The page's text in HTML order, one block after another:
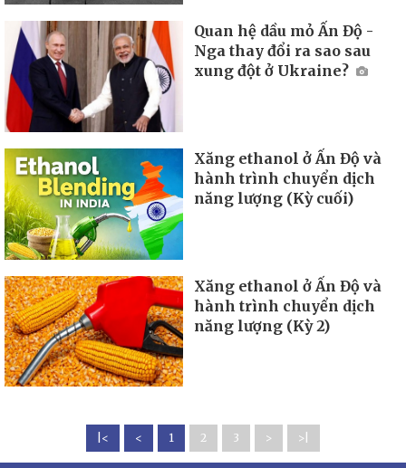
Quan hệ dầu mỏ Ấn Độ -
Nga thay đổi ra sao sau
xung đột ở Ukraine?
Xăng ethanol ở Ấn Độ và
hành trình chuyển dịch
năng lượng (Kỳ cuối)
Xăng ethanol ở Ấn Độ và
hành trình chuyển dịch
năng lượng (Kỳ 2)
|< < 1 2 3 > >|